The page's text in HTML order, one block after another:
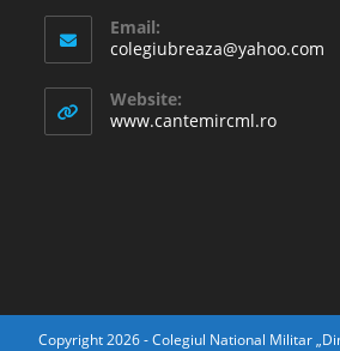
Email:
colegiubreaza@yahoo.com
Website:
www.cantemircml.ro
Copyright 2026 - Colegiul National Militar